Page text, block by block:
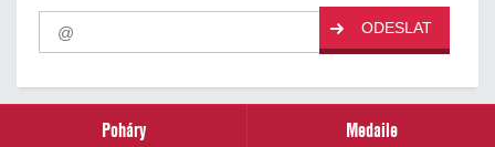
Pro
odběr
našich
ODESLAT
Poháry
Medaile